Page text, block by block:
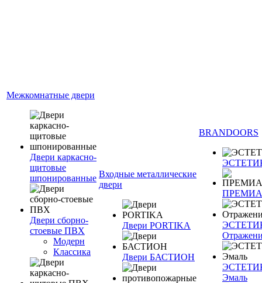
Межкомнатные двери
Двери каркасно-
щитовые
шпонированные
Двери сборно-
стоевые ПВХ
Модерн
Классика
Входные металлические
двери
Двери PORTIKA
Двери БАСТИОН
BRANDOORS
Эмаль